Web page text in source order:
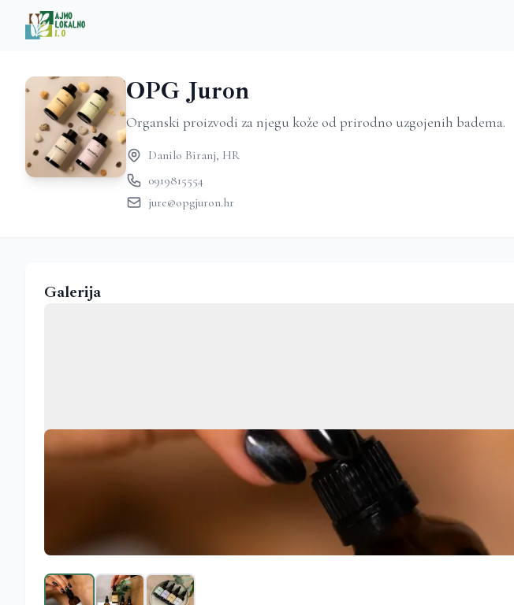
OPG Juron
Organski proizvodi za njegu kože od prirodno uzgojenih badema.
Danilo Biranj, HR
0919815554
jure@opgjuron.hr
Galerija